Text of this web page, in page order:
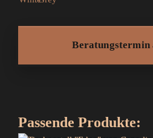
Beratungstermin
Passende Produkte: